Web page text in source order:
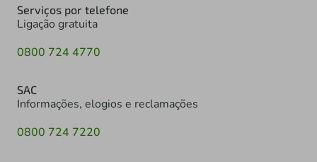
Serviços por telefone
Ligação gratuita
0800 724 4770
SAC
Informações, elogios e reclamações
0800 724 7220